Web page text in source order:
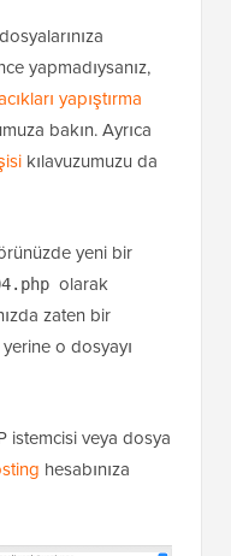
yapmadıysanız,
yapıştırma
bakın. Ayrıca
kılavuzumuzu da
yeni bir
olarak
zaten bir
o dosyayı
istemcisi veya dosya
hesabınıza